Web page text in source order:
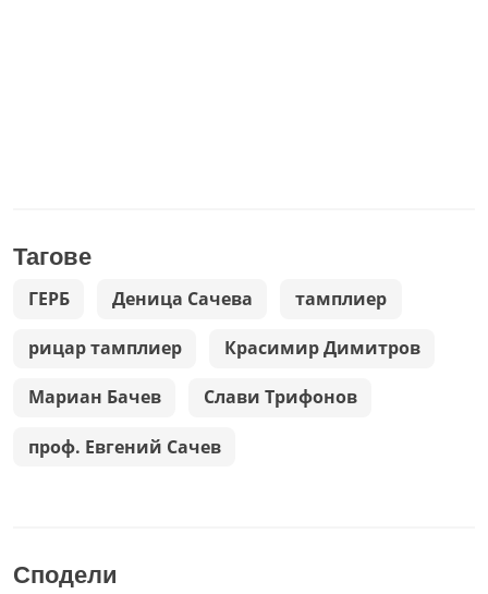
Тагове
ГЕРБ Деница Сачева тамплиер
рицар тамплиер Красимир Димитров
Мариан Бачев Слави Трифонов
проф. Евгений Сачев
Сподели